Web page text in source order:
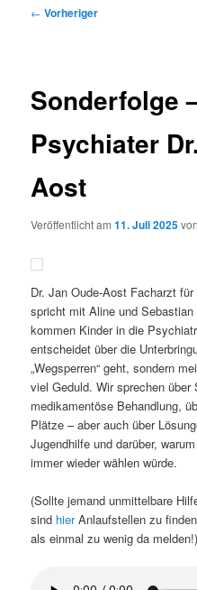
Beitragsnavigation
← Vorheriger
Sonderfolge
Psychiater
Aost
Veröffentlicht am11. Juli 2025
Dr. Jan Oude-Aost Facharzt
spricht mit Aline und
kommen Kinder in die
entscheidet über die
„Wegsperren“ geht, sondern
viel Geduld. Wir sprechen über
medikamentöse Behandlung,
Plätze – aber auch über
Jugendhilfe und darüber,
immer wieder wählen würde.
(Sollte jemand unmittelbare
sind hierAnlaufstellen zu
als einmal zu wenig da melden!)